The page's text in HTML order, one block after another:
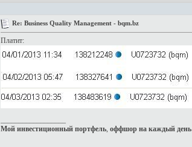
Re: Business Quality Management - bqm.bz
Платит:
Мой инвестиционный портфель, оффшор на каждый день